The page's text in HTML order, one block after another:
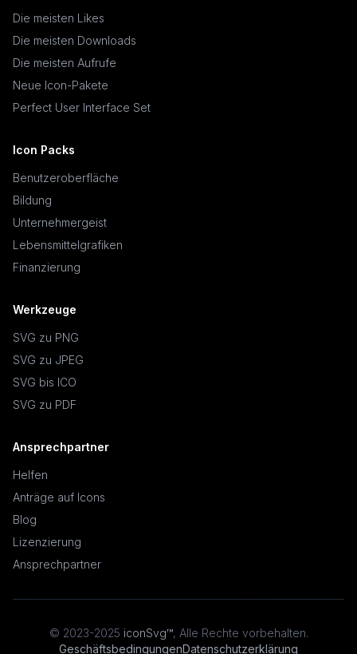
Die meisten Likes
Die meisten Downloads
Die meisten Aufrufe
Neue Icon-Pakete
Perfect User Interface Set
Icon Packs
Benutzeroberfläche
Bildung
Unternehmergeist
Lebensmittelgrafiken
Finanzierung
Werkzeuge
SVG zu PNG
SVG zu JPEG
SVG bis ICO
SVG zu PDF
Ansprechpartner
Helfen
Anträge auf Icons
Blog
Lizenzierung
Ansprechpartner
© 2023-2025 iconSvg™, Alle Rechte vorbehalten.
GeschäftsbedingungenDatenschutzerklärung